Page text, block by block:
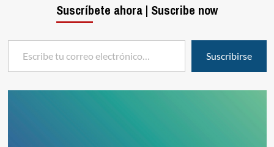
Suscríbete ahora | Suscribe now
Escribe tu correo electrónico…
Suscribirse